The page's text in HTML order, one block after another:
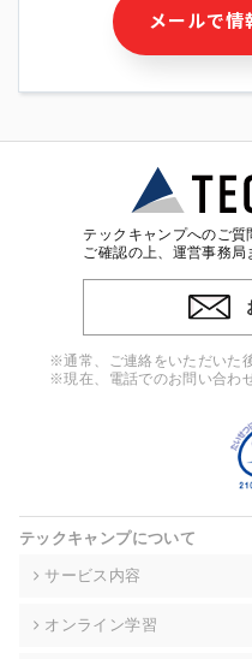
・本サービス及び本サービ
サービス又は商品等の広告
・個人(法人の場合は担当者)
計情報の作成および利用
※上記の利用目的に基づい
4. 個人情報の第三者提供
ンをとるために、氏名等の
チャットツールで発信する
者等に提供することがあり
当社は事業運営上、前項利
高い委託先を選定し、個人
個人情報の開示等(利用目的
メールで情
テックキャンプへのご質
ご確認の上、運営事務局
※通常、ご連絡をいただいた
※現在、電話でのお問い合わ
テックキャンプについて
サービス内容
オンライン学習